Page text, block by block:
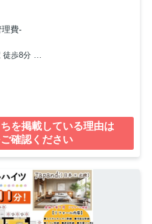
理費-
徒歩8分
を掲載している理由は
確認ください